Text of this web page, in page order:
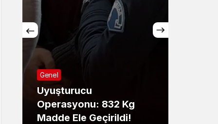
Gece modunu seçin.
Sistem Modu
Sistem modunu seçin.
Genel
Uyuşturucu
Operasyonu: 832 Kg
Madde Ele Geçirildi!